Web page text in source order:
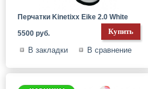
Перчатки Kinetixx Eike 2.0 White
5500 руб.
В закладки В сравнение